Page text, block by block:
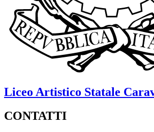
Liceo Artistico Statale
CONTATTI